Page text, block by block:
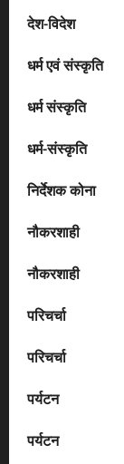
देश-विदेश
धर्म एवं संस्कृति
धर्म संस्कृति
धर्म-संस्कृति
निर्देशक कोना
नौकरशाही
नौकरशाही
परिचर्चा
परिचर्चा
पर्यटन
पर्यटन